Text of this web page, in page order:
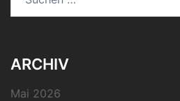
nach:
ARCHIV
Mai 2026